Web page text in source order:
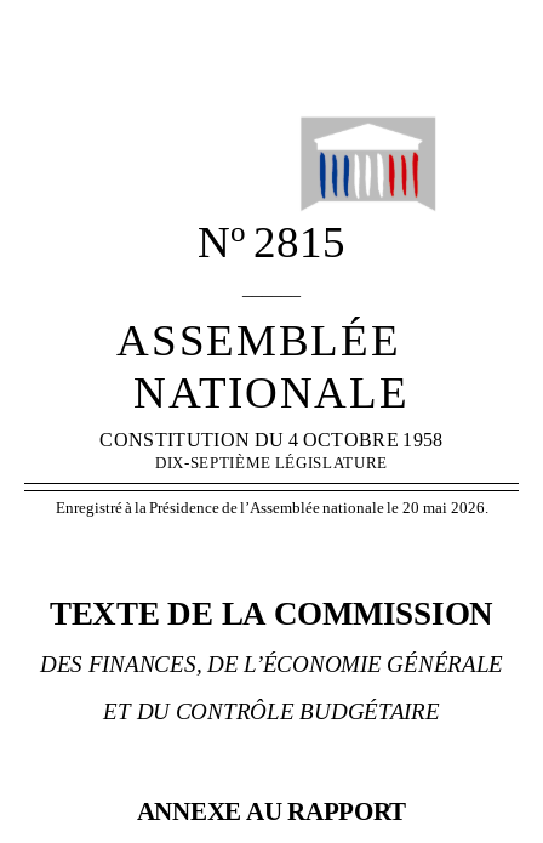
No 2815
ASSEMBLÉE
NATIONALE
CONSTITUTION DU 4 OCTOBRE 1958
DIX-SEPTIÈME LÉGISLATURE
EnregistréàlaPrésidencedel’Assembléenationalele 20 mai 2026.
TEXTE DE LA COMMISSION
DES FINANCES, DE L’ÉCONOMIE GÉNÉRALE
ET DU CONTRÔLE BUDGÉTAIRE
ANNEXE AU RAPPORT